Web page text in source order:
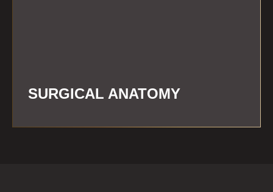
SURGICAL ANATOMY